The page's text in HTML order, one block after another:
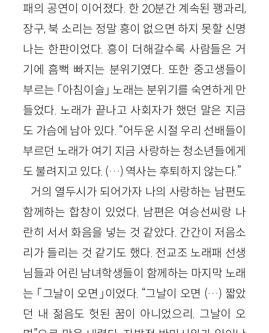
패의 공연이 이어졌다. 한 20분간 계속된 꽹과리,
장구, 북 소리는 정말 흥이 없으면 하지 못할 신명
나는 한판이었다. 흥이 더해갈수록 사람들은 거
기에 흠뻑 빠지는 분위기였다. 또한 중고생들이
부르는 「아침이슬」 노래는 분위기를 숙연하게 만
들었다. 노래가 끝나고 사회자가 했던 말은 지금
도 가슴에 남아 있다. “어두운 시절 우리 선배들이
부르던 노래가 여기 지금 사랑하는 청소년들에게
도 불려지고 있다. (…) 역사는 후퇴하지 않는다.”
거의 열두시가 되어가자 나의 사랑하는 남편도
함께하는 합창이 있었다. 남편은 여승선씨랑 나
란히 서서 화음을 넣는 것 같았다. 간간이 저음소
리가 들리는 것 같기도 했다. 전교조 노래패 선생
님들과 어린 남녀학생들이 함께하는 마지막 노래
는 「그날이 오면」이었다. “그날이 오면 (…) 짧았
던 내 젊음도 헛된 꿈이 아니었으리. 그날이 오